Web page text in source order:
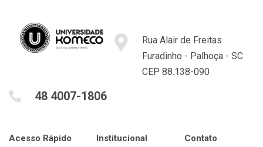
Rua Alair de Freitas
Furadinho - Palhoça - SC
CEP 88.138-090
48 4007-1806
Acesso Rápido Institucional Contato